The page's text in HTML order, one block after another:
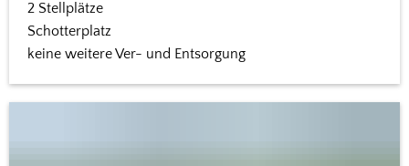
2 Stellplätze
Schotterplatz
keine weitere Ver- und Entsorgung